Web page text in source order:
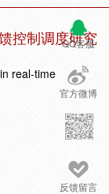
QQ客服
官方微博
反馈留言
控制调度研究
real-time